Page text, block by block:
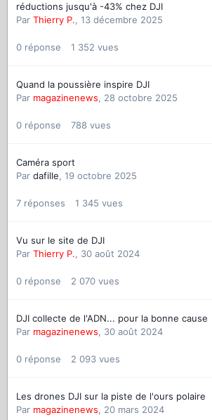
réductions jusqu'à -43% chez DJI
Par Thierry P., 13 décembre 2025
0 réponse 1 352 vues
Quand la poussière inspire DJI
Par magazinenews, 28 octobre 2025
0 réponse 788 vues
Caméra sport
Par dafille, 19 octobre 2025
7 réponses 1 345 vues
Vu sur le site de DJI
Par Thierry P., 30 août 2024
0 réponse 2 070 vues
DJI collecte de l'ADN... pour la bonne cause
Par magazinenews, 30 août 2024
0 réponse 2 093 vues
Les drones DJI sur la piste de l'ours polaire
Par magazinenews, 20 mars 2024